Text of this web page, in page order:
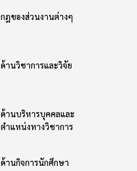
กฎของส่วนงานต่างๆ
ด้านวิชาการและวิจัย
ด้านบริหารบุคคลและ
ตำแหน่งทางวิชาการ
ด้านกิจการนักศึกษา